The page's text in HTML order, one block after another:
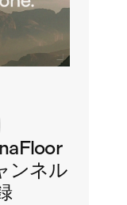
ンネル